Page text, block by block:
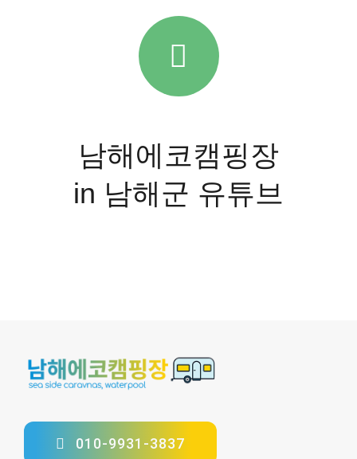
남해에코캠핑장
in 남해군 유튜브
010-9931-3837